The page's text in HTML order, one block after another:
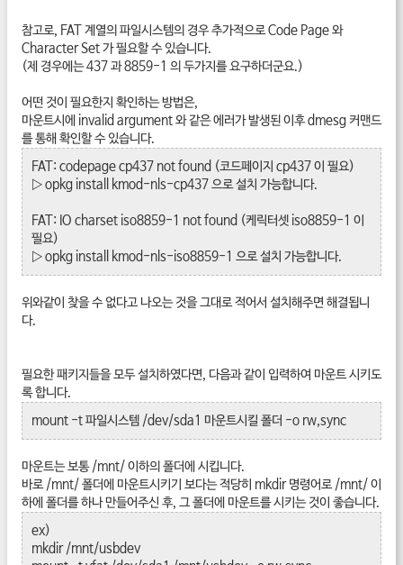
참고로, FAT 계열의 파일시스템의 경우 추가적으로 Code Page 와
Character Set 가 필요할 수 있습니다.
(제 경우에는 437 과 8859-1 의 두가지를 요구하더군요.)
어떤 것이 필요한지 확인하는 방법은,
마운트시에 invalid argument 와 같은 에러가 발생된 이후 dmesg 커맨드
를 통해 확인할 수 있습니다.
FAT: codepage cp437 not found (코드페이지 cp437 이 필요)
▷ opkg install kmod-nls-cp437 으로 설치 가능합니다.
FAT: IO charset iso8859-1 not found (케릭터셋 iso8859-1 이
필요)
▷ opkg install kmod-nls-iso8859-1 으로 설치 가능합니다.
위와같이 찾을 수 없다고 나오는 것을 그대로 적어서 설치해주면 해결됩니
다.
필요한 패키지들을 모두 설치하였다면, 다음과 같이 입력하여 마운트 시키도
록 합니다.
mount -t 파일시스템 /dev/sda1 마운트시킬 폴더 -o rw,sync
마운트는 보통 /mnt/ 이하의 폴더에 시킵니다.
바로 /mnt/ 폴더에 마운트시키기 보다는 적당히 mkdir 명령어로 /mnt/ 이
하에 폴더를 하나 만들어주신 후, 그 폴더에 마운트를 시키는 것이 좋습니다.
ex)
mkdir /mnt/usbdev